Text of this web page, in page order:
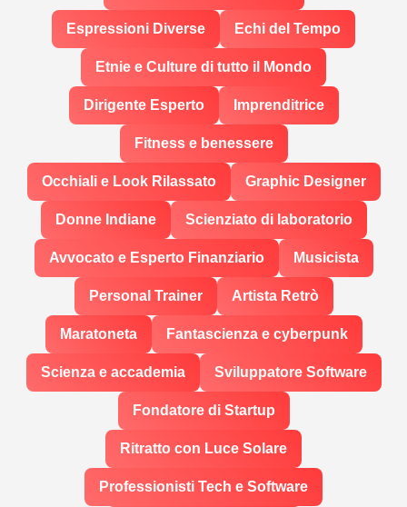
Espressioni Diverse Echi del Tempo
Etnie e Culture di tutto il Mondo
Dirigente Esperto Imprenditrice
Fitness e benessere
Occhiali e Look Rilassato Graphic Designer
Donne Indiane Scienziato di laboratorio
Avvocato e Esperto Finanziario Musicista
Personal Trainer Artista Retrò
Maratoneta Fantascienza e cyberpunk
Scienza e accademia Sviluppatore Software
Fondatore di Startup
Ritratto con Luce Solare
Professionisti Tech e Software